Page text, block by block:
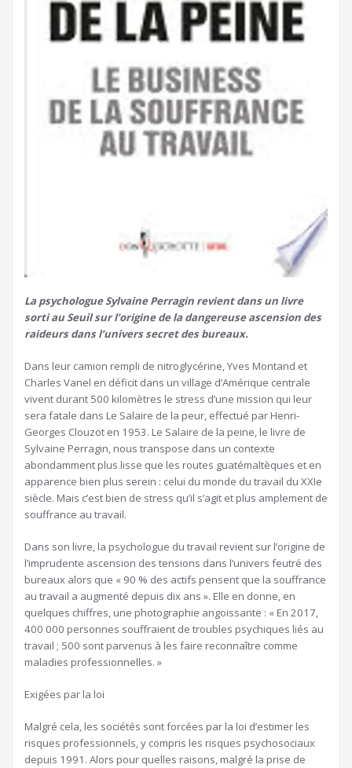
La psychologue Sylvaine Perragin revient dans un livre
sorti au Seuil sur l’origine de la dangereuse ascension des
raideurs dans l’univers secret des bureaux.
Dans leur camion rempli de nitroglycérine, Yves Montand et
Charles Vanel en déficit dans un village d’Amérique centrale
vivent durant 500 kilomètres le stress d’une mission qui leur
sera fatale dans Le Salaire de la peur, effectué par Henri-
Georges Clouzot en 1953. Le Salaire de la peine, le livre de
Sylvaine Perragin, nous transpose dans un contexte
abondamment plus lisse que les routes guatémaltèques et en
apparence bien plus serein : celui du monde du travail du XXIe
siècle. Mais c’est bien de stress qu’il s’agit et plus amplement de
souffrance au travail.
Dans son livre, la psychologue du travail revient sur l’origine de
l’imprudente ascension des tensions dans l’univers feutré des
bureaux alors que « 90 % des actifs pensent que la souffrance
au travail a augmenté depuis dix ans ». Elle en donne, en
quelques chiffres, une photographie angoissante : « En 2017,
400 000 personnes souffraient de troubles psychiques liés au
travail ; 500 sont parvenus à les faire reconnaître comme
maladies professionnelles. »
Exigées par la loi
Malgré cela, les sociétés sont forcées par la loi d’estimer les
risques professionnels, y compris les risques psychosociaux
depuis 1991. Alors pour quelles raisons, malgré la prise de